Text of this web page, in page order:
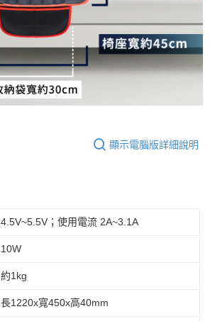
顯示電腦版詳細說明
4.5V~5.5V；使用電流 2A~3.1A
10W
約1kg
長1220x寬450x高40mm